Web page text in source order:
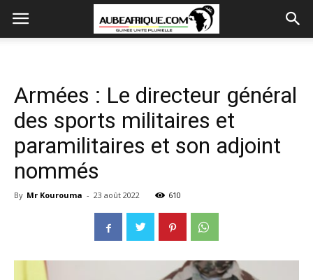
Armées : Le directeur général
des sports militaires et
paramilitaires et son adjoint
nommés
By Mr Kourouma - 23 août 2022 610